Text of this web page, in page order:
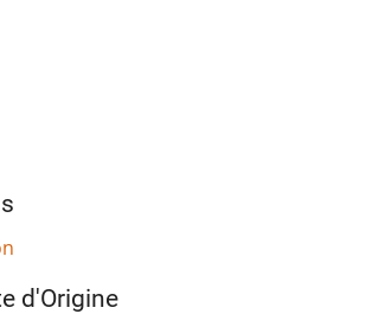
d'Origine